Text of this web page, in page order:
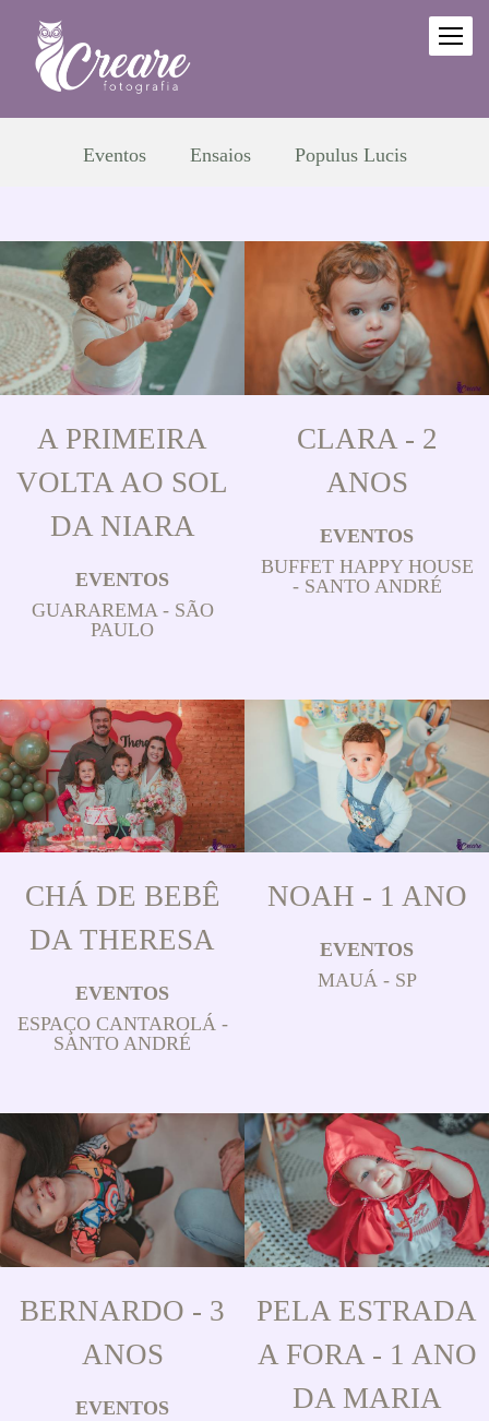
Eventos Ensaios Populus Lucis
A PRIMEIRA
VOLTA AO SOL
DA NIARA
EVENTOS
GUARAREMA - SÃO
PAULO
CLARA - 2
ANOS
EVENTOS
BUFFET HAPPY HOUSE
- SANTO ANDRÉ
CHÁ DE BEBÊ
DA THERESA
EVENTOS
ESPAÇO CANTAROLÁ -
SANTO ANDRÉ
NOAH - 1 ANO
EVENTOS
MAUÁ - SP
BERNARDO - 3
ANOS
EVENTOS
PELA ESTRADA
A FORA - 1 ANO
DA MARIA